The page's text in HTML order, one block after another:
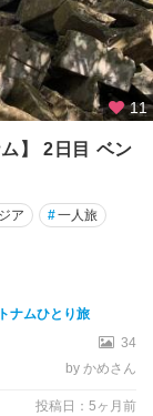
11
】 2日目 ベン
ア #一人旅
ナムひとり旅
34
by かめさん
投稿日：5ヶ月前